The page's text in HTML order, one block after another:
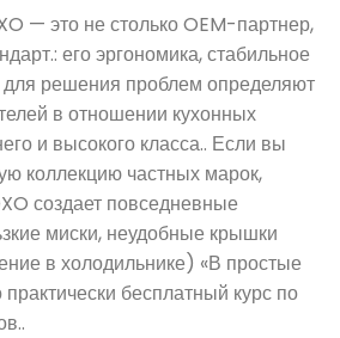
— это не столько OEM-партнер,
его эргономика, стабильное
для решения проблем определяют
в отношении кухонных
и высокого класса.. Если вы
коллекцию частных марок,
создает повседневные
миски, неудобные крышки
в холодильнике) «В простые
бесплатный курс по